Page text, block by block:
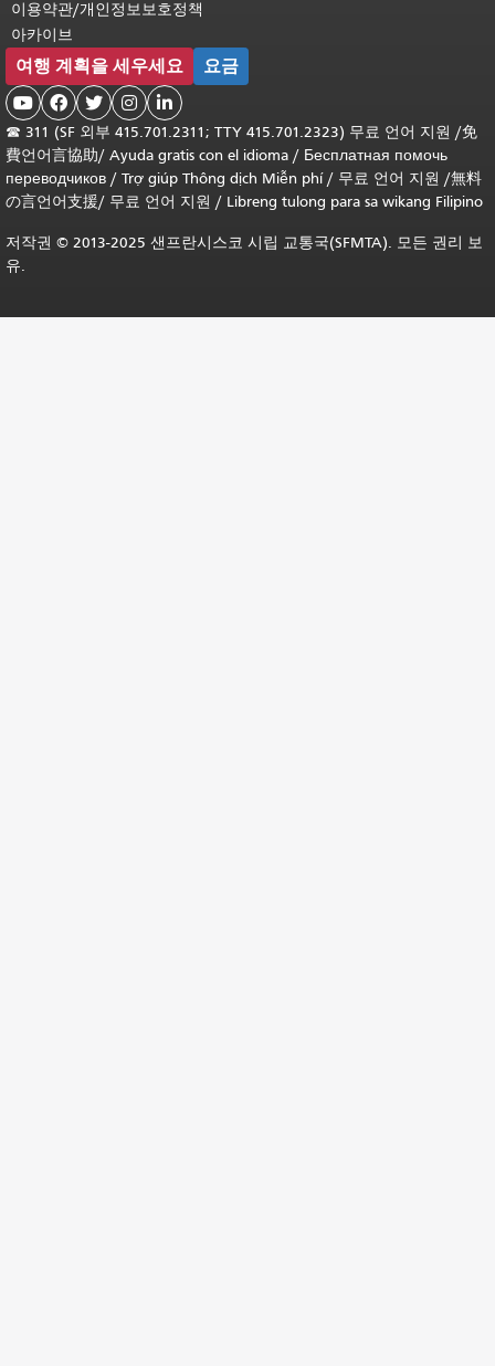
이용약관/개인정보보호정책
아카이브
여행 계획을 세우세요 요금
    
☎ 311 (SF 외부 415.701.2311; TTY 415.701.2323) 무료 언어 지원 /免
費언어言協助/ Ayuda gratis con el idioma / Бесплатная помочь
переводчиков / Trợ giúp Thông dịch Miễn phí/ 무료 언어 지원 /無料
の言언어支援/ 무료 언어 지원 / Libreng tulong para sa wikang Filipino
저작권 © 2013-2025 샌프란시스코 시립 교통국(SFMTA). 모든 권리 보
유.